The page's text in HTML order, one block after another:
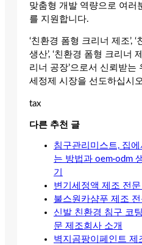
맞춤형 개발 역량으로 여러
를 지원합니다.
‘친환경 폼형 크리너 제조’,
생산’, ‘친환경 폼형 크리너
리너 공장’으로서 신뢰받는
세정제 시장을 선도하십시
tax
다른 추천 글
침구관리미스트, 집
는 방법과 oem·odm
기
변기세정액 제조 전
불스원카샴푸 제조
신발 친환경 침구 코
문 제조회사 소개
벽지곰팡이페인트 제